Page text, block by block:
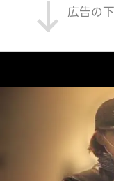
広告の